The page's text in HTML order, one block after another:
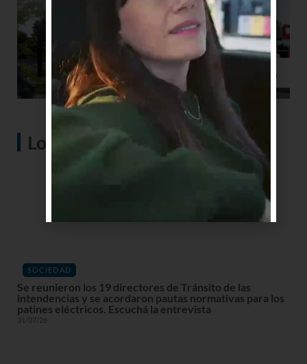
Lo más visto
SOCIEDAD
Se reunieron los 19 directores de Tránsito de las
intendencias y se acordaron pautas normativas para los
patines eléctricos. Escuchá la entrevista
31/07/26